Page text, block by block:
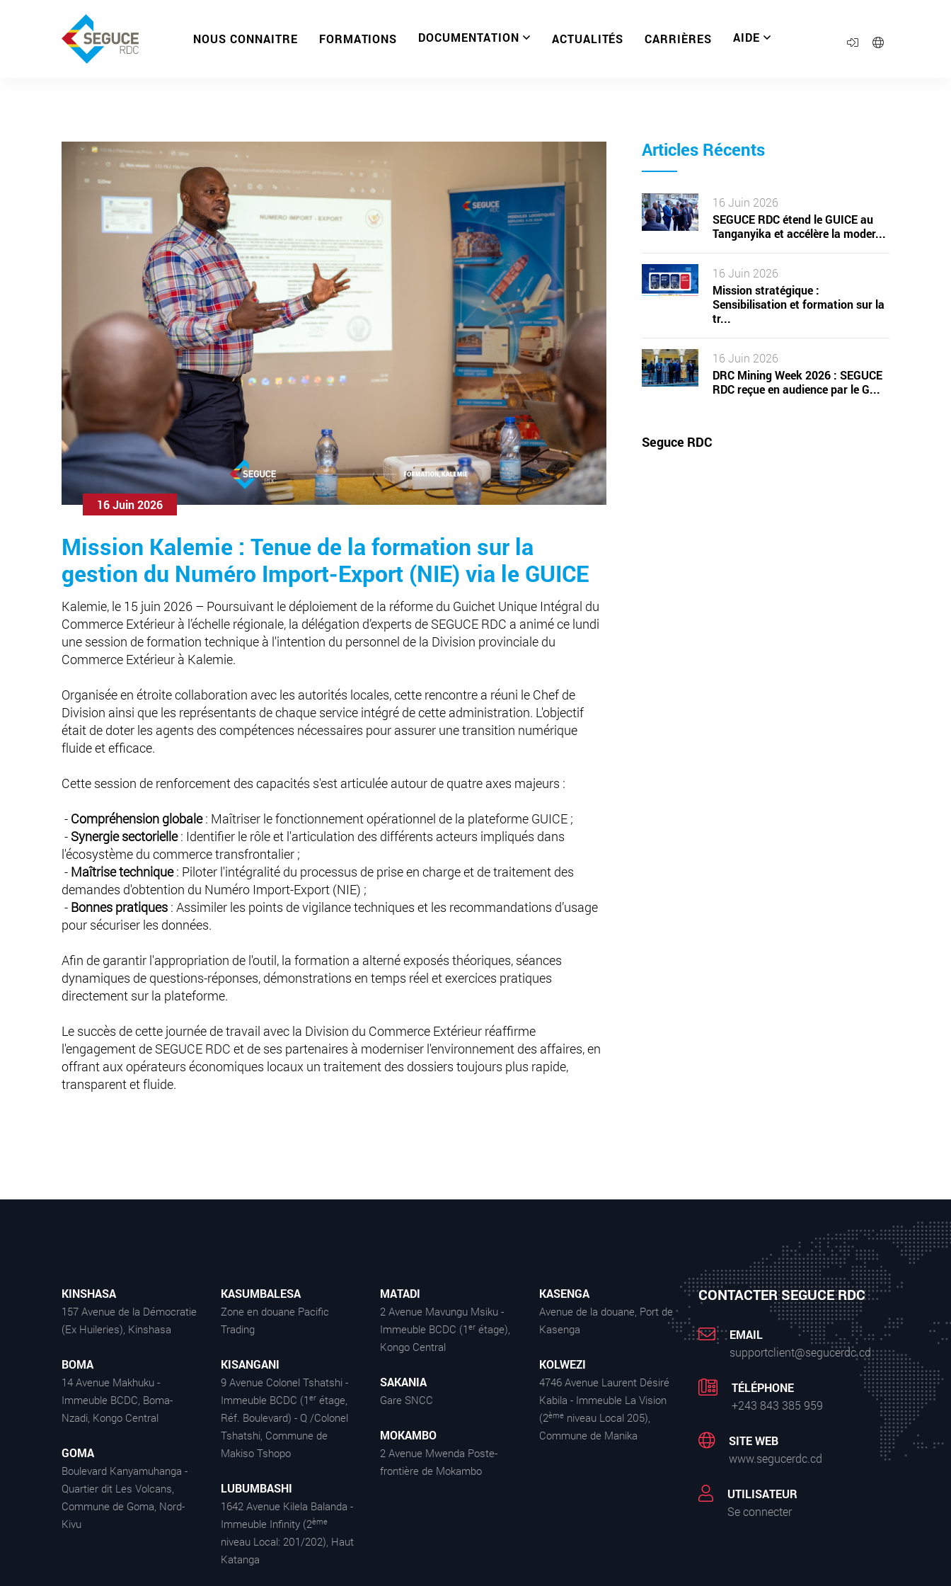
NOUS CONNAITRE FORMATIONS DOCUMENTATION ACTUALITÉS CARRIÈRES AIDE
16 Juin 2026
Mission Kalemie : Tenue de la formation sur la
gestion du Numéro Import-Export (NIE) via le GUICE
Kalemie, le 15 juin 2026 – Poursuivant le déploiement de la réforme du Guichet Unique Intégral du
Commerce Extérieur à l’échelle régionale, la délégation d’experts de SEGUCE RDC a animé ce lundi
une session de formation technique à l'intention du personnel de la Division provinciale du
Commerce Extérieur à Kalemie.
Organisée en étroite collaboration avec les autorités locales, cette rencontre a réuni le Chef de
Division ainsi que les représentants de chaque service intégré de cette administration. L'objectif
était de doter les agents des compétences nécessaires pour assurer une transition numérique
fluide et efficace.
Cette session de renforcement des capacités s'est articulée autour de quatre axes majeurs :
- Compréhension globale: Maîtriser le fonctionnement opérationnel de la plateforme GUICE ;
- Synergie sectorielle: Identifier le rôle et l'articulation des différents acteurs impliqués dans
l'écosystème du commerce transfrontalier ;
- Maîtrise technique: Piloter l'intégralité du processus de prise en charge et de traitement des
demandes d'obtention du Numéro Import-Export (NIE) ;
- Bonnes pratiques : Assimiler les points de vigilance techniques et les recommandations d’usage
pour sécuriser les données.
Afin de garantir l'appropriation de l'outil, la formation a alterné exposés théoriques, séances
dynamiques de questions-réponses, démonstrations en temps réel et exercices pratiques
directement sur la plateforme.
Le succès de cette journée de travail avec la Division du Commerce Extérieur réaffirme
l'engagement de SEGUCE RDC et de ses partenaires à moderniser l'environnement des affaires, en
offrant aux opérateurs économiques locaux un traitement des dossiers toujours plus rapide,
transparent et fluide.
Articles Récents
16 Juin 2026
SEGUCE RDC étend le GUICE au
Tanganyika et accélère la moder...
16 Juin 2026
Mission stratégique :
Sensibilisation et formation sur la
tr...
16 Juin 2026
DRC Mining Week 2026 : SEGUCE
RDC reçue en audience par le G...
Seguce RDC
KINSHASA
157 Avenue de la Démocratie
(Ex Huileries), Kinshasa
BOMA
14 Avenue Makhuku -
Immeuble BCDC, Boma-
Nzadi, Kongo Central
GOMA
Boulevard Kanyamuhanga -
Quartier dit Les Volcans,
Commune de Goma, Nord-
Kivu
KASUMBALESA
Zone en douane Pacific
Trading
KISANGANI
9 Avenue Colonel Tshatshi -
Immeuble BCDC (1 er étage,
Réf. Boulevard) - Q /Colonel
Tshatshi, Commune de
Makiso Tshopo
LUBUMBASHI
1642 Avenue Kilela Balanda -
Immeuble Infinity (2ème
niveau Local: 201/202), Haut
Katanga
MATADI
2 Avenue Mavungu Msiku -
Immeuble BCDC (1 er étage),
Kongo Central
SAKANIA
Gare SNCC
MOKAMBO
2 Avenue Mwenda Poste-
frontière de Mokambo
KASENGA
Avenue de la douane, Port de
Kasenga
KOLWEZI
4746 Avenue Laurent Désiré
Kabila - Immeuble La Vision
(2ème niveau Local 205),
Commune de Manika
CONTACTER SEGUCE RDC
EMAIL
supportclient@segucerdc.cd
TÉLÉPHONE
+243 843 385 959
SITE WEB
www.segucerdc.cd
UTILISATEUR
Se connecter